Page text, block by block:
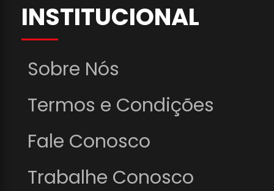
INSTITUCIONAL
Sobre Nós
Termos e Condições
Fale Conosco
Trabalhe Conosco